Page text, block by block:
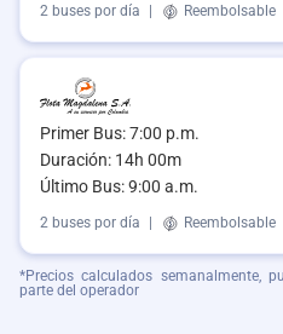
2 buses por día Reembolsable
Primer Bus: 7:00 p.m.
Duración: 14h 00m
Último Bus: 9:00 a.m.
2 buses por día | Reembolsable
*Precios calculados semanalmente,
parte del operador